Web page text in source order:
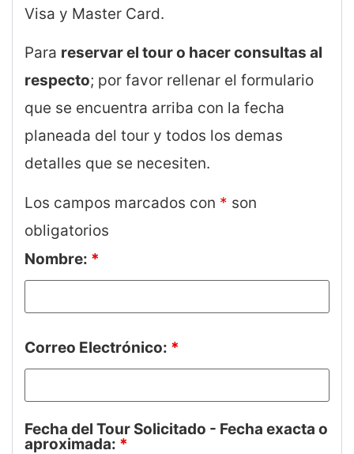
Visa y Master Card.
Para reservar el tour o hacer consultas al
respecto; por favor rellenar el formulario
que se encuentra arriba con la fecha
planeada del tour y todos los demas
detalles que se necesiten.
Los campos marcados con * son
obligatorios
Nombre: *
Correo Electrónico: *
Fecha del Tour Solicitado - Fecha exacta o
aproximada: *